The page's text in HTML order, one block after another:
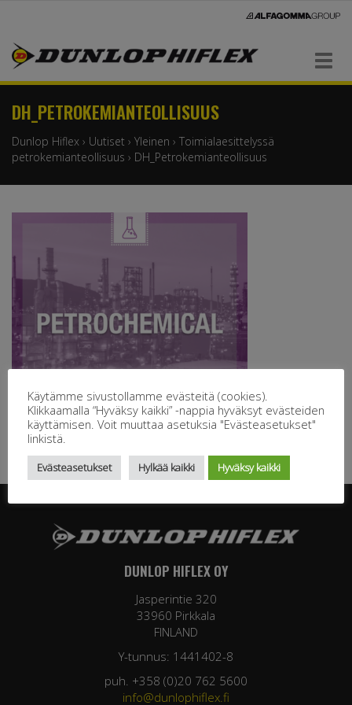
Navigaatio
DH_PETROKEMIANTEOLLISUUS
Dunlop Hiflex › Uutiset › Yleinen › Toimialaesittelyssä
petrokemianteollisuus › DH_Petrokemianteollisuus
DUNLOP HIFLEX OY
Jasperintie 320
33960 Pirkkala
FINLAND
Y-tunnus: 1441402-8
puh. +358 (0)20 762 5600
info@dunlophiflex.fi
Käytämme sivustollamme evästeitä (cookies).
Klikkaamalla “Hyväksy kaikki” -nappia hyväksyt evästeiden
käyttämisen. Voit muuttaa asetuksia "Evästeasetukset"
linkistä.
Evästeasetukset Hylkää kaikki Hyväksy kaikki